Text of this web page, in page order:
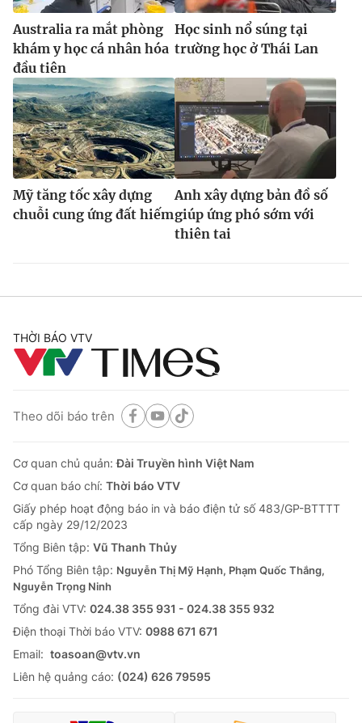
Australia ra mắt phòng
khám y học cá nhân hóa
đầu tiên
Học sinh nổ súng tại
trường học ở Thái Lan
Mỹ tăng tốc xây dựng
chuỗi cung ứng đất hiếm
Anh xây dựng bản đồ số
giúp ứng phó sớm với
thiên tai
THỜI BÁO VTV
Theo dõi báo trên
Cơ quan chủ quản:Đài Truyền hình Việt Nam
Cơ quan báo chí: Thời báo VTV
Giấy phép hoạt động báo in và báo điện tử số 483/GP-BTTTT
cấp ngày 29/12/2023
Tổng Biên tập: Vũ Thanh Thủy
Phó Tổng Biên tập: Nguyễn Thị Mỹ Hạnh, Phạm Quốc Thắng,
Nguyễn Trọng Ninh
Tổng đài VTV: 024.38 355 931 - 024.38 355 932
Ðiện thoại Thời báo VTV: 0988 671 671
Email: toasoan@vtv.vn
Liên hệ quảng cáo: (024) 626 79595